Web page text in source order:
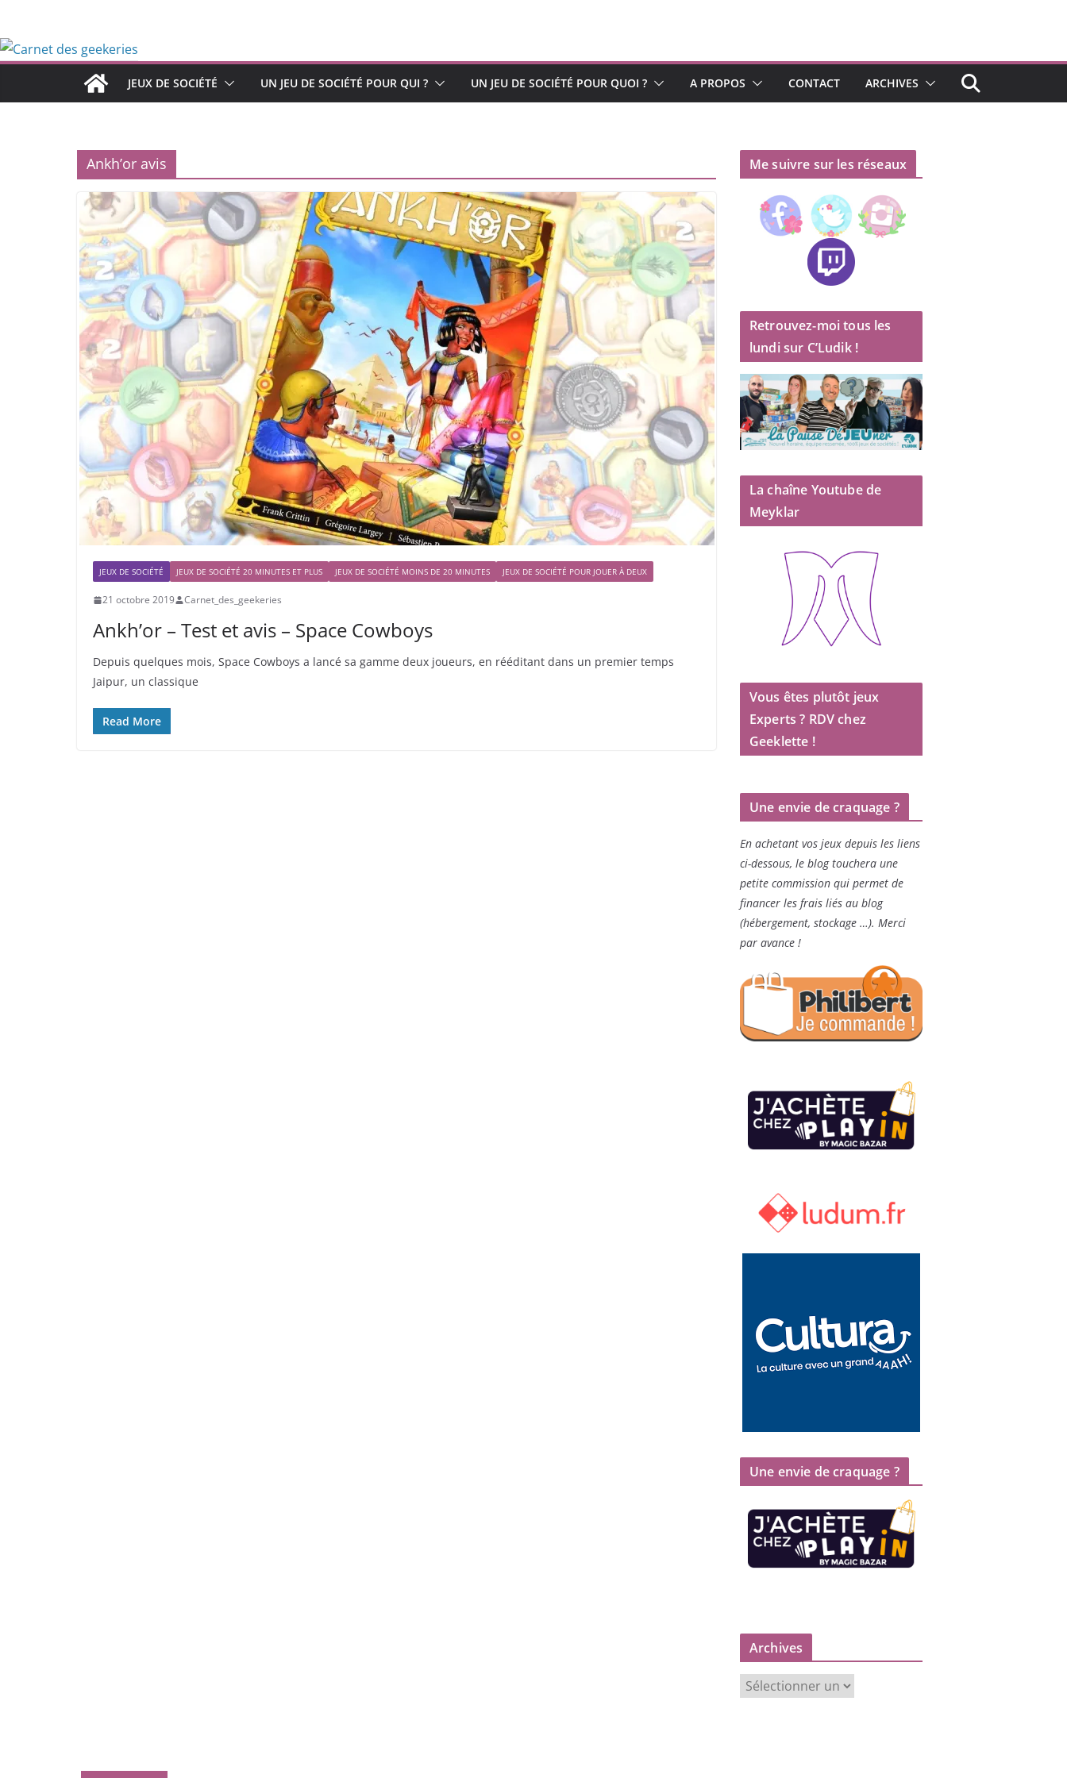
contenu
JEUX DE SOCIÉTÉ UN JEU DE SOCIÉTÉ POUR QUI ? UN JEU DE SOCIÉTÉ POUR QUOI ? A PROPOS CONTACT ARCHIVES
Ankh’or avis
JEUX DE SOCIÉTÉ JEUX DE SOCIÉTÉ 20 MINUTES ET PLUS JEUX DE SOCIÉTÉ MOINS DE 20 MINUTES JEUX DE SOCIÉTÉ POUR JOUER À DEUX
21 octobre 2019 Carnet_des_geekeries
Ankh’or – Test et avis – Space Cowboys
Depuis quelques mois, Space Cowboys a lancé sa gamme deux joueurs, en rééditant dans un premier temps
Jaipur, un classique
Read More
Me suivre sur les réseaux
Retrouvez-moi tous les
lundi sur C’Ludik !
La chaîne Youtube de
Meyklar
Vous êtes plutôt jeux
Experts ? RDV chez
Geeklette !
Une envie de craquage ?
En achetant vos jeux depuis les liens
ci-dessous, le blog touchera une
petite commission qui permet de
financer les frais liés au blog
(hébergement, stockage …). Merci
par avance !
Une envie de craquage ?
Archives